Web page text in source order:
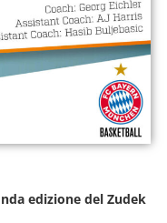
edizione del Zudek